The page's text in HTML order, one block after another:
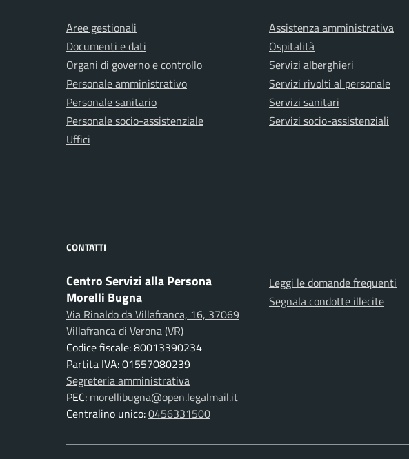
Aree gestionali
Documenti e dati
Organi di governo e controllo
Personale amministrativo
Personale sanitario
Personale socio-assistenziale
Uffici
Assistenza amministrativa
Ospitalità
Servizi alberghieri
Servizi rivolti al personale
Servizi sanitari
Servizi socio-assistenziali
CONTATTI
Centro Servizi alla Persona
Morelli Bugna
Via Rinaldo da Villafranca, 16, 37069
Villafranca di Verona (VR)
Codice fiscale: 80013390234
Partita IVA: 01557080239
Segreteria amministrativa
PEC: morellibugna@open.legalmail.it
Centralino unico:0456331500
Leggi le domande frequenti
Segnala condotte illecite